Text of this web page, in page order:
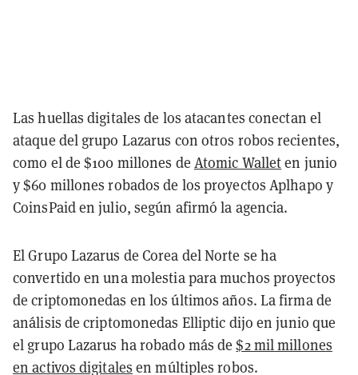
Las huellas digitales de los atacantes conectan el
ataque del grupo Lazarus con otros robos recientes,
como el de $100 millones de Atomic Walleten junio
y $60 millones robados de los proyectos Aplhapo y
CoinsPaid en julio, según afirmó la agencia.
El Grupo Lazarus de Corea del Norte se ha
convertido en una molestia para muchos proyectos
de criptomonedas en los últimos años. La firma de
análisis de criptomonedas Elliptic dijo en junio que
el grupo Lazarus ha robado más de$2 mil millones
en activos digitales en múltiples robos.